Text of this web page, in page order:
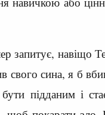
запитує, навіщо
свого сина, я б
підданим і